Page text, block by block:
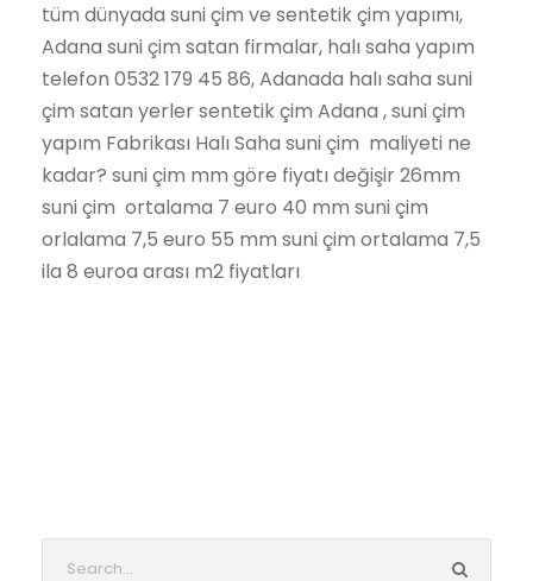
tüm dünyada suni çim ve sentetik çim yapımı,
Adana suni çim satan firmalar, halı saha yapım
telefon 0532 179 45 86, Adanada halı saha suni
çim satan yerler sentetik çim Adana , suni çim
yapım Fabrikası Halı Saha suni çim maliyeti ne
kadar? suni çim mm göre fiyatı değişir 26mm
suni çim ortalama 7 euro 40 mm suni çim
orlalama 7,5 euro 55 mm suni çim ortalama 7,5
ila 8 euroa arası m2 fiyatları